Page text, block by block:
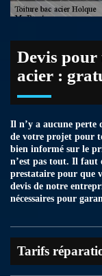
Devis
acier :
Il n’y a aucune perte
de votre projet pour
bien informé sur le
n’est pas tout. Il faut
prestataire pour que
devis de notre
nécessaires pour
Tarifs